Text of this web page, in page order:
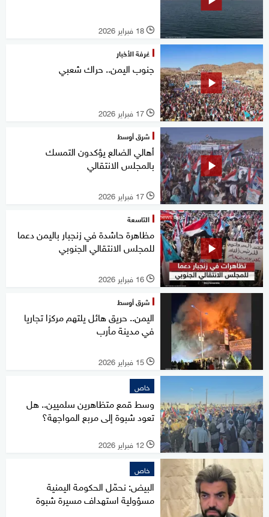
l 18 فبراير 2026
غرفة الأخبار
جنوب اليمن.. حراك شعبي
l 17 فبراير 2026
شرق أوسط
أهالي الضالع يؤكدون التمسك
بالمجلس الانتقالي
l 17 فبراير 2026
التاسعة
مظاهرة حاشدة في زنجبار باليمن دعما
للمجلس الانتقالي الجنوبي
l 16 فبراير 2026
شرق أوسط
اليمن.. حريق هائل يلتهم مركزا تجاريا
في مدينة مأرب
l 15 فبراير 2026
خاص
وسط قمع متظاهرين سلميين.. هل
تعود شبوة إلى مربع المواجهة؟
l 12 فبراير 2026
خاص
البيض: نحمّل الحكومة اليمنية
مسؤولية استهداف مسيرة شبوة